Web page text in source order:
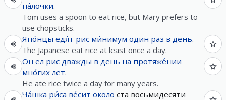
па́лочки.
Tom uses a spoon to eat rice, but Mary prefers to
use chopsticks.
Япо́нцы едя́т рис ми́нимум один раз в день.
The Japanese eat rice at least once a day.
Он ел рис дважды в день на протяже́нии
мно́гих лет.
He ate rice twice a day for many years.
Ча́шка ри́са ве́сит около ста восьмидесяти